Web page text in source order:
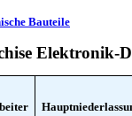
Bauteile
Elektronik-